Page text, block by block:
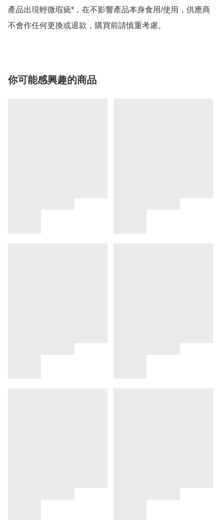
產品出現輕微瑕疵*，在不影響產品本身食用/使用，供應商
不會作任何更換或退款，購買前請慎重考慮。
你可能感興趣的商品